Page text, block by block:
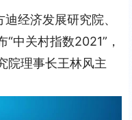
经济发展研究院、
中关村指数2021”，
院理事长王林风主